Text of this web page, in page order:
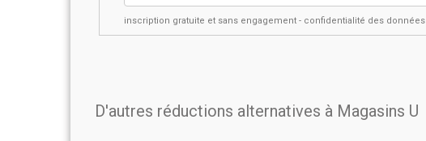
inscription gratuite et sans engagement - confidentialité des données
D'autres réductions alternatives à Magasins U